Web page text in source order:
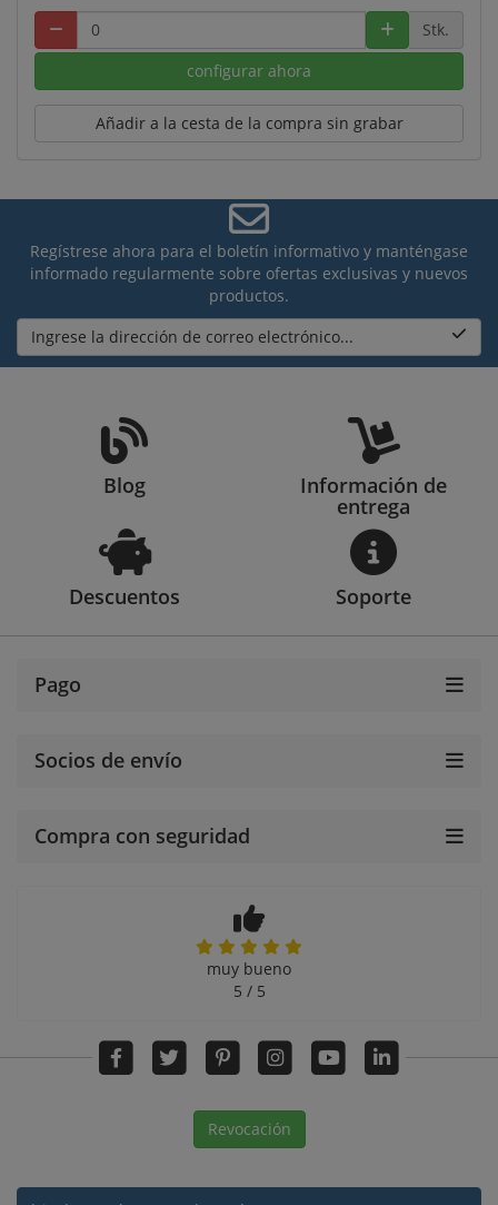
Stk.
configurar ahora
Añadir a la cesta de la compra sin grabar
Regístrese ahora para el boletín informativo y manténgase
informado regularmente sobre ofertas exclusivas y nuevos
productos.
Ingrese la dirección de correo electrónico...
Blog Información de
entrega
Descuentos Soporte
Pago
Socios de envío
Compra con seguridad
muy bueno
5 / 5
Revocación